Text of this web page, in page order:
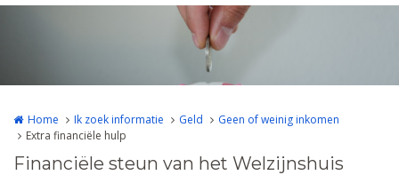
Home Ik zoek informatie Geld
Geen of weinig inkomen
Extra financiële hulp
Financiële steun van het Welzijnshuis